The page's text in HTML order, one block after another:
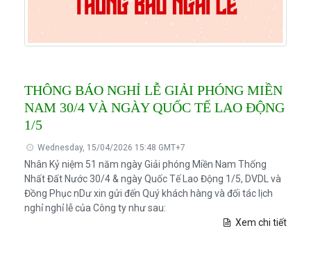
THÔNG BÁO NGHỈ LỄ GIẢI PHÓNG MIỀN
NAM 30/4 VÀ NGÀY QUỐC TẾ LAO ĐỘNG
1/5
Wednesday, 15/04/2026 15:48 GMT+7
Nhân Kỷ niệm 51 năm ngày Giải phóng Miền Nam Thống
Nhất Đất Nước 30/4 & ngày Quốc Tế Lao Động 1/5, DVDL và
Đồng Phục nDư xin gửi đến Quý khách hàng và đối tác lịch
nghỉ nghỉ lễ của Công ty như sau:
Xem chi tiết